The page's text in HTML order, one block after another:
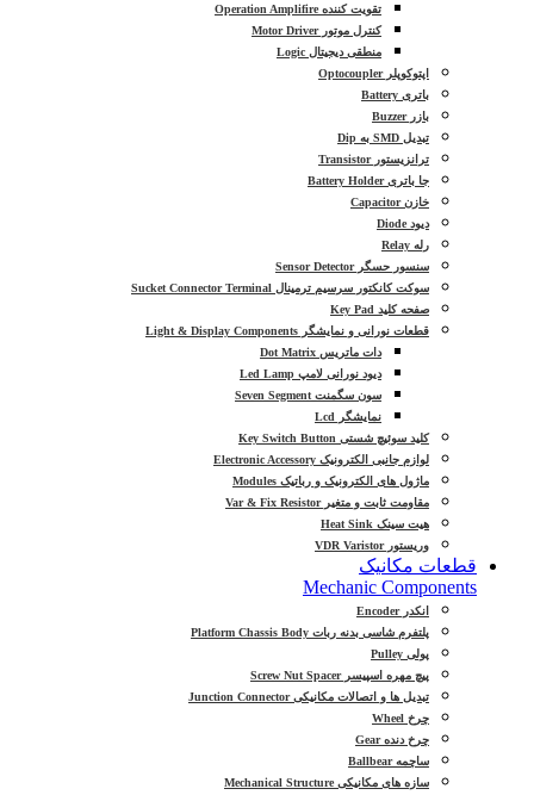
تقویت کننده Operation Amplifire
کنترل موتور Motor Driver
منطقی دیجیتال Logic
اپتوکوپلر Optocoupler
باتری Battery
بازر Buzzer
تبدیل SMD به Dip
ترانزیستور Transistor
جا باتری Battery Holder
خازن Capacitor
دیود Diode
رله Relay
سنسور حسگر Sensor Detector
سوکت کانکتور سرسیم ترمینال Sucket Connector Terminal
صفحه کلید Key Pad
قطعات نورانی و نمایشگر Light & Display Components
دات ماتریس Dot Matrix
دیود نورانی لامپ Led Lamp
سون سگمنت Seven Segment
نمایشگر Lcd
کلید سوئیچ شستی Key Switch Button
لوازم جانبی الکترونیک Electronic Accessory
ماژول های الکترونیک و رباتیک Modules
مقاومت ثابت و متغیر Var & Fix Resistor
هیت سینک Heat Sink
وریستور VDR Varistor
قطعات مکانیک
Mechanic Components
انکدر Encoder
پلتفرم شاسی بدنه ربات Platform Chassis Body
پولی Pulley
پیچ مهره اسپیسر Screw Nut Spacer
تبدیل ها و اتصالات مکانیکی Junction Connector
چرخ Wheel
چرخ دنده Gear
ساچمه Ballbear
سازه های مکانیکی Mechanical Structure